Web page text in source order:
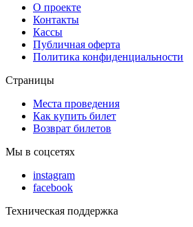
О проекте
Контакты
Кассы
Публичная оферта
Политика конфиденциальности
Страницы
Места проведения
Как купить билет
Возврат билетов
Мы в соцсетях
instagram
facebook
Техническая поддержка